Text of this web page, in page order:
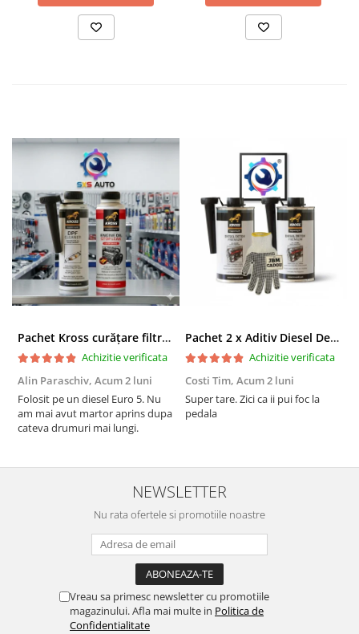
AVERTISMENTE DE SIGURANȚĂ:
Atenție: Provoacă iritarea pielii. Provoacă o iritare gravă a ochilor.
dacă acest lucru se poate face cu ușurință. Continuați să clătiți.
Aruncați conținutul/recipientul în containerul de deșeuri conform
Conține: 1-(1,2,3,4,5,6,7,8-octahidro-2,3,8,8-tetrametil-2-naftil)
etan-1-onă; salicilat de benzil; linalool; α-hexilcinnamaldehidă.
Pachet Kross curățare filtru particule DPF și etanșare ulei 250 ml + 250 ml
Achizitie verificata
Alin Paraschiv, Acum 2 luni
Folosit pe un diesel Euro 5. Nu
am mai avut martor aprins dupa
cateva drumuri mai lungi.
Pachet 2 x Aditiv Diesel Detox Premium Kross - Curățare Completă, +5 Puncte Cetanic & Protecție DPF/EGR
Achizitie verificata
Costi Tim, Acum 2 luni
Super tare. Zici ca ii pui foc la
pedala
NEWSLETTER
Nu rata ofertele si promotiile noastre
Vreau sa primesc newsletter cu promotiile
magazinului. Afla mai multe in Politica de
Confidentialitate